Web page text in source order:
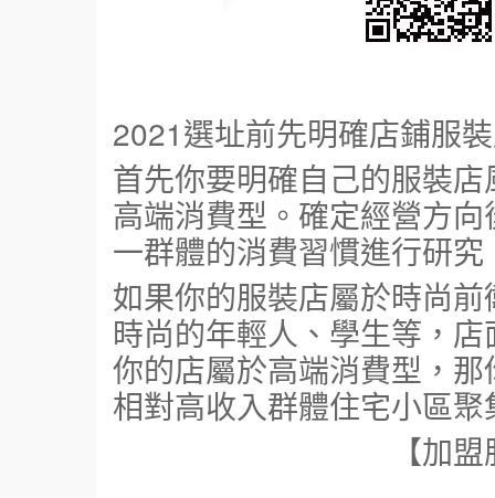
2021選址前先明確店鋪服
首先你要明確自己的服裝
高端消費型。確定經營方
一群體的消費習慣進行研究
如果你的服裝店屬於時尚
時尚的年輕人、學生等，
你的店屬於高端消費型，
相對高收入群體住宅小區聚
【加